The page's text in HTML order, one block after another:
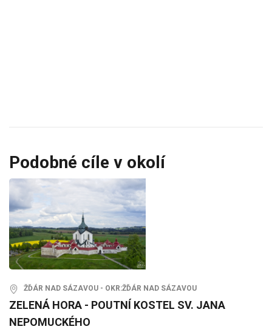
Podobné cíle v okolí
ŽĎÁR NAD SÁZAVOU - OKR:ŽĎÁR NAD SÁZAVOU
ZELENÁ HORA - POUTNÍ KOSTEL SV. JANA
NEPOMUCKÉHO